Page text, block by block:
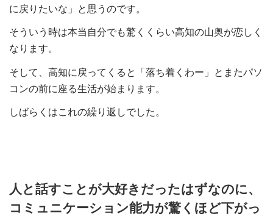
に戻りたいな」と思うのです。
そういう時は本当自分でも驚くくらい高知の山奥が恋しく
なります。
そして、高知に戻ってくると「落ち着くわー」とまたパソ
コンの前に座る生活が始まります。
しばらくはこれの繰り返しでした。
人と話すことが大好きだったはずなのに、
コミュニケーション能力が驚くほど下がっ